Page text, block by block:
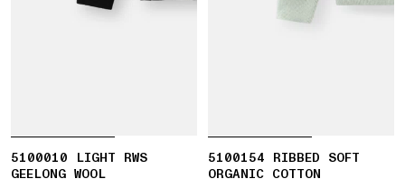
5100010 LIGHT RWS
GEELONG WOOL
5100154 RIBBED SOFT
ORGANIC COTTON